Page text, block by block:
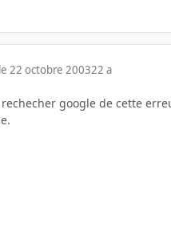
le 22 octobre 200322 a
google de cette